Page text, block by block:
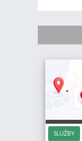
SLUŽBY